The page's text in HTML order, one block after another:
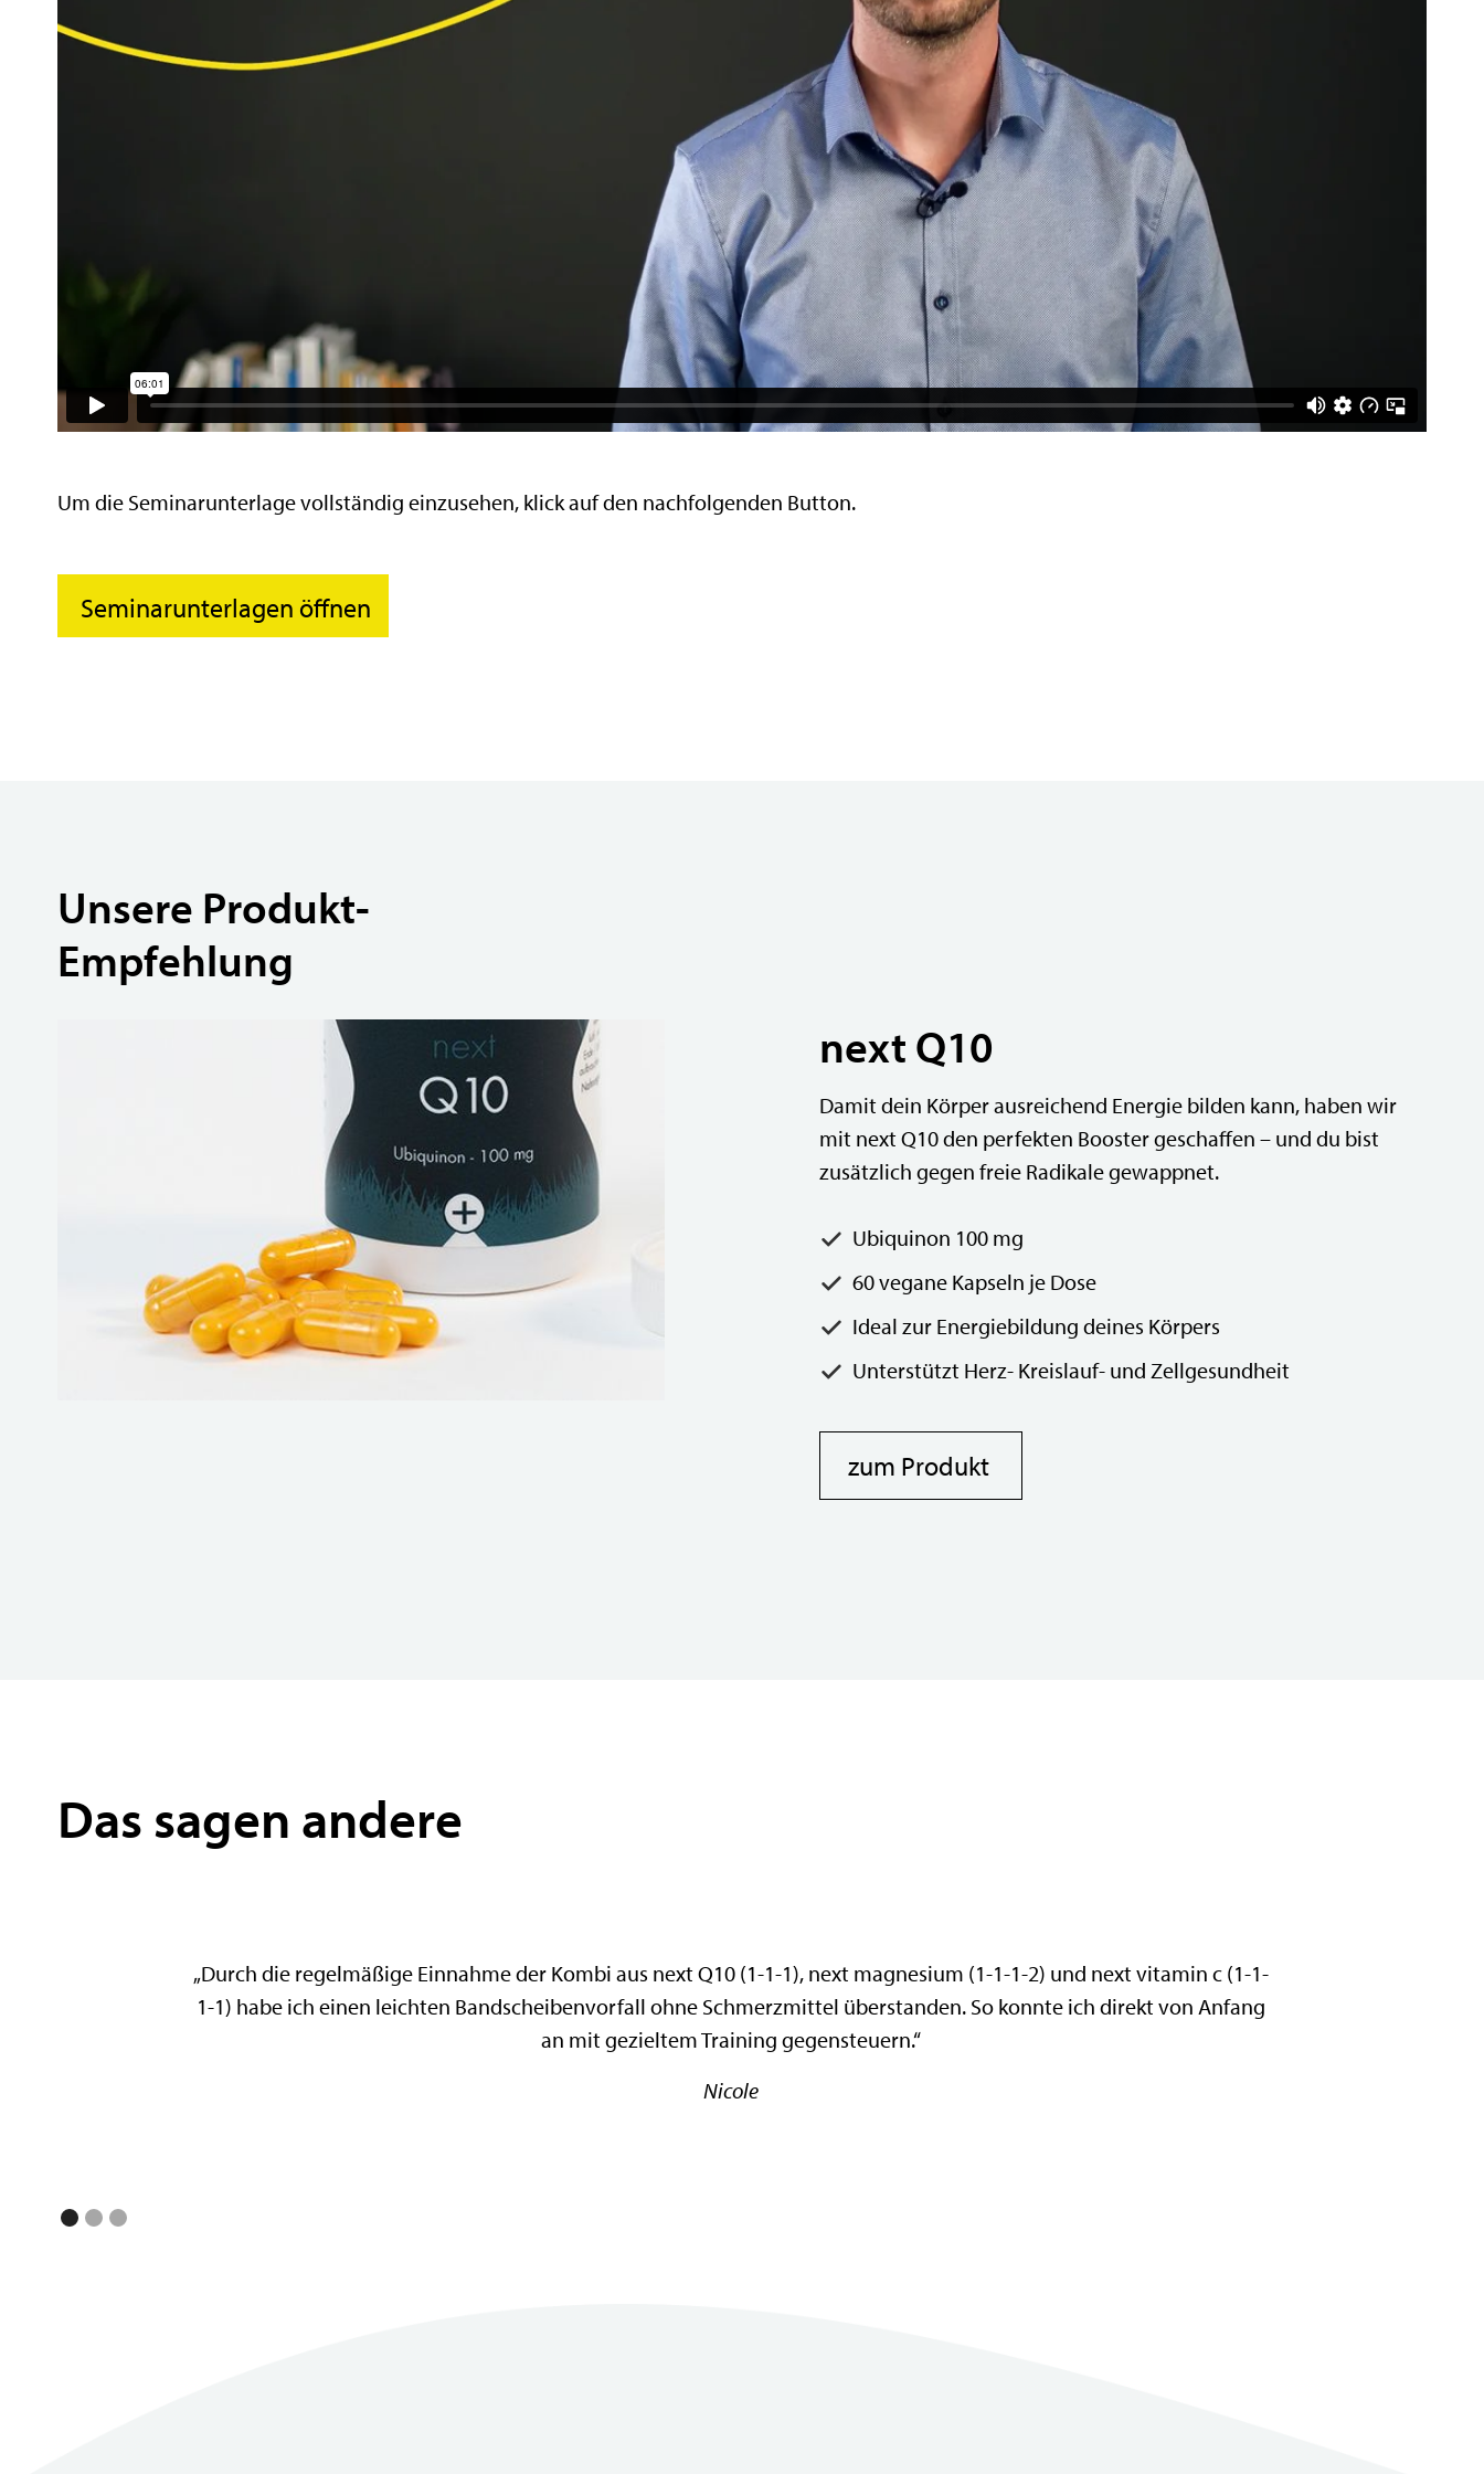
Um die Seminarunterlage vollständig einzusehen, klick auf den nachfolgenden Button.
Seminarunterlagen öffnen
Unsere Produkt-
Empfehlung
next Q10
Damit dein Körper ausreichend Energie bilden kann, haben wir
mit next Q10 den perfekten Booster geschaffen – und du bist
zusätzlich gegen freie Radikale gewappnet.
Ubiquinon 100 mg
60 vegane Kapseln je Dose
Ideal zur Energiebildung deines Körpers
Unterstützt Herz- Kreislauf- und Zellgesundheit
zum Produkt
Das sagen andere
„Durch die regelmäßige Einnahme der Kombi aus next Q10 (1-1-1), next magnesium (1-1-1-2) und next vitamin c (1-1-
1-1) habe ich einen leichten Bandscheibenvorfall ohne Schmerzmittel überstanden. So konnte ich direkt von Anfang
an mit gezieltem Training gegensteuern.“
Nicole